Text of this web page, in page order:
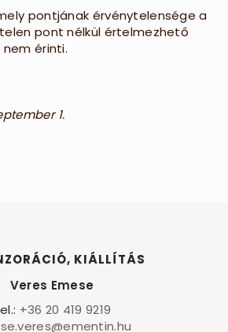
pontjának érvénytelensége a
pont nélkül értelmezhető
érinti.
1.
KIÁLLÍTÁS
Veres Emese
+36 20 419 9219